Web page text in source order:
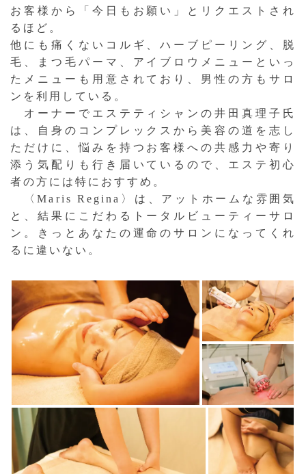
お客様から「今日もお願い」とリクエストされ
るほど。
他にも痛くないコルギ、ハーブピーリング、脱
毛、まつ毛パーマ、アイブロウメニューといっ
たメニューも用意されており、男性の方もサロ
ンを利用している。
オーナーでエステティシャンの井田真理子氏
は、自身のコンプレックスから美容の道を志し
ただけに、悩みを持つお客様への共感力や寄り
添う気配りも行き届いているので、エステ初心
者の方には特におすすめ。
〈Maris Regina〉は、アットホームな雰囲気
と、結果にこだわるトータルビューティーサロ
ン。きっとあなたの運命のサロンになってくれ
るに違いない。